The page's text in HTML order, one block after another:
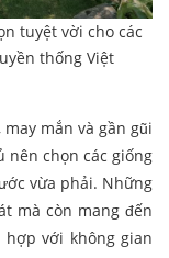
tuyệt vời cho các
thống Việt
mắn và gần gũi
nên chọn các giống
vừa phải. Những
mà còn mang đến
với không gian